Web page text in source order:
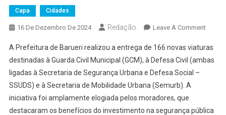
Capa Cidades
16 De Dezembro De 2024 Redação Leave A CommentOn
166
A Prefeitura de Barueri realizou a entrega de 166 novas viaturas
destinadas à Guarda Civil Municipal (GCM), à Defesa Civil (ambas
ligadas à Secretaria de Segurança Urbana e Defesa Social –
SSUDS) e à Secretaria de Mobilidade Urbana (Semurb). A
iniciativa foi amplamente elogiada pelos moradores, que
destacaram os benefícios do investimento na segurança pública